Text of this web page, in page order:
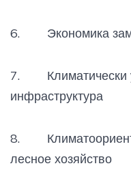
6. Экономика
7. Климатически
инфраструктура
8.
лесное хозяйство